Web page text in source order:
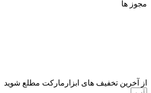
های ابزارمارکت مطلع شوید